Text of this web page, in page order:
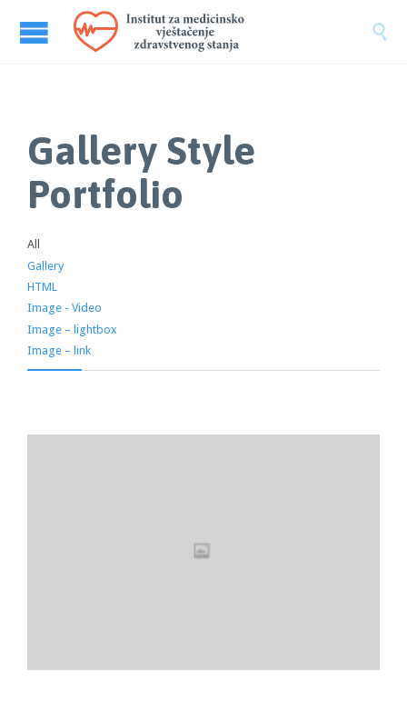

Gallery Style
Portfolio
All
Gallery
HTML
Image - Video
Image – lightbox
Image – link